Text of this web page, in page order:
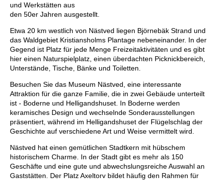
und Werkstätten aus
den 50er Jahren ausgestellt.
Etwa 20 km westlich von Nästved liegen Björnebäk Strand und
das Waldgebiet Kristiansholms Plantage nebeneinander. In der
Gegend ist Platz für jede Menge Freizeitaktivitäten und es gibt
hier einen Naturspielplatz, einen überdachten Picknickbereich,
Unterstände, Tische, Bänke und Toiletten.
Besuchen Sie das Museum Nästved, eine interessante
Attraktion für die ganze Familie, die in zwei Gebäude unterteilt
ist - Boderne und Helligandshuset. In Boderne werden
keramisches Design und wechselnde Sonderausstellungen
präsentiert, während im Helligandshuset der Flügelschlag der
Geschichte auf verschiedene Art und Weise vermittelt wird.
Nästved hat einen gemütlichen Stadtkern mit hübschem
historischem Charme. In der Stadt gibt es mehr als 150
Geschäfte und eine gute und abwechslungsreiche Auswahl an
Gaststätten. Der Platz Axeltorv bildet häufig den Rahmen für